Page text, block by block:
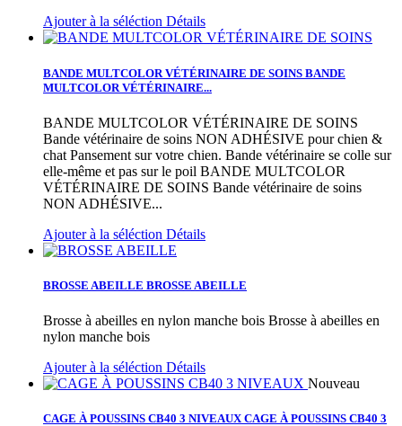
Ajouter à la séléction Détails
BANDE MULTCOLOR VÉTÉRINAIRE DE SOINS BANDE
MULTCOLOR VÉTÉRINAIRE...
BANDE MULTCOLOR VÉTÉRINAIRE DE SOINS
Bande vétérinaire de soins NON ADHÉSIVE pour chien &
chat Pansement sur votre chien. Bande vétérinaire se colle sur
elle-même et pas sur le poil BANDE MULTCOLOR
VÉTÉRINAIRE DE SOINS Bande vétérinaire de soins
NON ADHÉSIVE...
Ajouter à la séléction Détails
BROSSE ABEILLE BROSSE ABEILLE
Brosse à abeilles en nylon manche bois Brosse à abeilles en
nylon manche bois
Ajouter à la séléction Détails
Nouveau
CAGE À POUSSINS CB40 3 NIVEAUX CAGE À POUSSINS CB40 3